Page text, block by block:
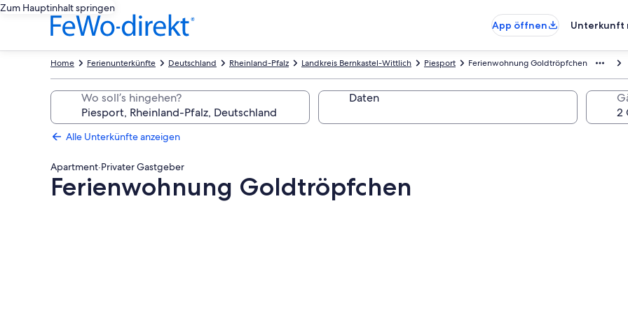
Zum Hauptinhalt springen
App öffnen
Unterkunft
Ferienwohnung Goldtröpfchen
Piesport
Landkreis Bernkastel-Wittlich
Rheinland-Pfalz
Deutschland
Ferienunterkünfte
Home
Wo soll’s hingehen? Daten
Alle Unterkünfte anzeigen
Apartment·Privater Gastgeber
Ferienwohnung Goldtröpfchen